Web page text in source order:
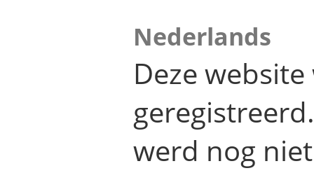
Nederlands
Deze
werd nog